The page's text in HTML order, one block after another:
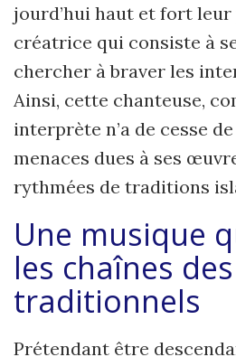
jourd’hui haut et fort leur
créatrice qui consiste à
chercher à braver les
Ainsi, cette chanteuse,
interprète n’a de cesse
menaces dues à ses
rythmées de traditions
Une musique
les chaînes des
traditionnels
Prétendant être